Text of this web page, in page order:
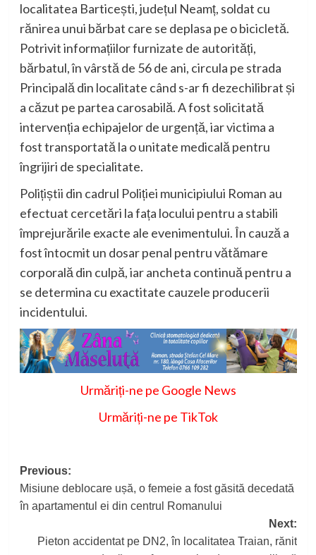
localitatea Barticești, județul Neamț, soldat cu
rănirea unui bărbat care se deplasa pe o bicicletă.
Potrivit informațiilor furnizate de autorități,
bărbatul, în vârstă de 56 de ani, circula pe strada
Principală din localitate când s-ar fi dezechilibrat și
a căzut pe partea carosabilă. A fost solicitată
intervenția echipajelor de urgență, iar victima a
fost transportată la o unitate medicală pentru
îngrijiri de specialitate.
Polițiștii din cadrul Poliției municipiului Roman au
efectuat cercetări la fața locului pentru a stabili
împrejurările exacte ale evenimentului. În cauză a
fost întocmit un dosar penal pentru vătămare
corporală din culpă, iar ancheta continuă pentru a
se determina cu exactitate cauzele producerii
incidentului.
Urmăriți-ne pe Google News
Urmăriți-ne pe TikTok
Post
navigation
Previous:
Misiune deblocare ușă, o femeie a fost găsită decedată
în apartamentul ei din centrul Romanului
Next:
Pieton accidentat pe DN2, în localitatea Traian, rănit